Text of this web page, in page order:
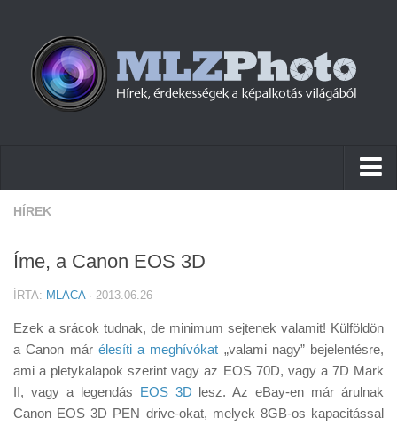
Hírek
Cikkek
Firmware
Tudástár
Tanácsok
HÍREK
Íme, a Canon EOS 3D
ÍRTA: MLACA· 2013.06.26
Ezek a srácok tudnak, de minimum sejtenek valamit! Külföldön
a Canon már élesíti a meghívókat „valami nagy” bejelentésre,
ami a pletykalapok szerint vagy az EOS 70D, vagy a 7D Mark
II, vagy a legendás EOS 3D lesz. Az eBay-en már árulnak
Canon EOS 3D PEN drive-okat, melyek 8GB-os kapacitással